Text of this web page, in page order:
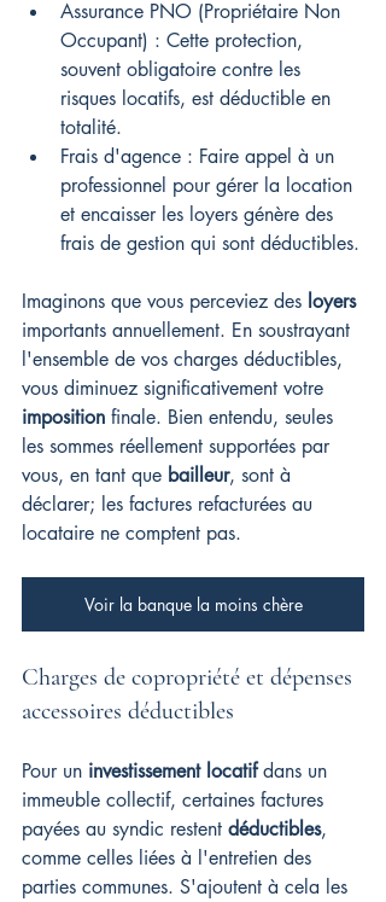
Assurance PNO (Propriétaire Non
Occupant) : Cette protection,
souvent obligatoire contre les
risques locatifs, est déductible en
totalité.
Frais d'agence : Faire appel à un
professionnel pour gérer la location
et encaisser les loyers génère des
frais de gestion qui sont déductibles.
Imaginons que vous perceviez des loyers
importants annuellement. En soustrayant
l'ensemble de vos charges déductibles,
vous diminuez significativement votre
imposition finale. Bien entendu, seules
les sommes réellement supportées par
vous, en tant que bailleur, sont à
déclarer; les factures refacturées au
locataire ne comptent pas.
Voir la banque la moins chère
Charges de copropriété et dépenses
accessoires déductibles
Pour un investissement locatif dans un
immeuble collectif, certaines factures
payées au syndic restent déductibles,
comme celles liées à l'entretien des
parties communes. S'ajoutent à cela les